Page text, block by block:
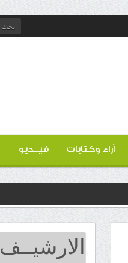
آراء وكتابات فيــديو
الارشيــف